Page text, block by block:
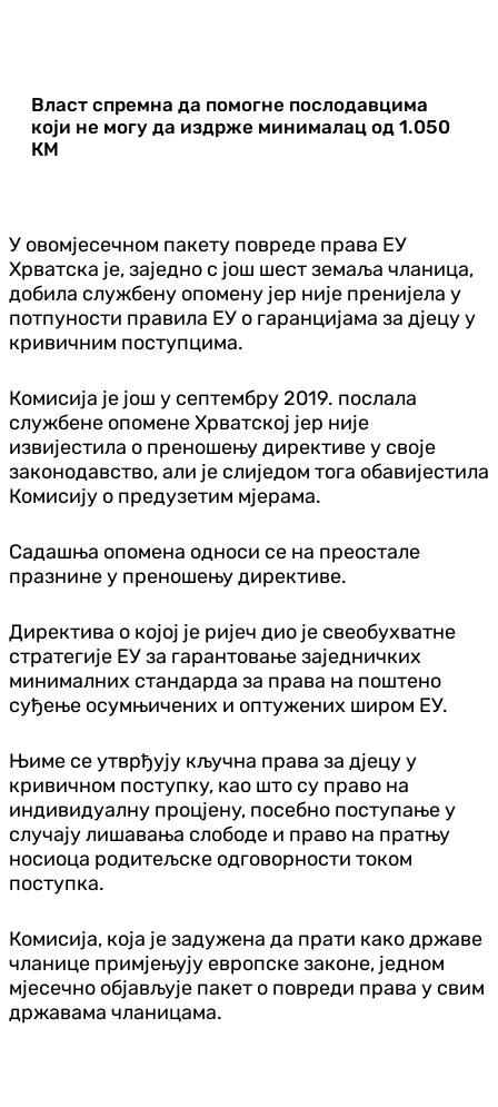
Власт спремна да помогне послодавцима
који не могу да издрже минималац од 1.050
КМ
У овомјесечном пакету повреде права ЕУ
Хрватска је, заједно с још шест земаља чланица,
добила службену опомену јер није пренијела у
потпуности правила ЕУ о гаранцијама за дјецу у
кривичним поступцима.
Комисија је још у септембру 2019. послала
службене опомене Хрватској јер није
извијестила о преношењу директиве у своје
законодавство, али је слиједом тога обавијестила
Комисију о предузетим мјерама.
Садашња опомена односи се на преостале
празнине у преношењу директиве.
Директива о којој је ријеч дио је свеобухватне
стратегије ЕУ за гарантовање заједничких
минималних стандарда за права на поштено
суђење осумњичених и оптужених широм ЕУ.
Њиме се утврђују кључна права за дјецу у
кривичном поступку, као што су право на
индивидуалну процјену, посебно поступање у
случају лишавања слободе и право на пратњу
носиоца родитељске одговорности током
поступка.
Комисија, која је задужена да прати како државе
чланице примјењују европске законе, једном
мјесечно објављује пакет о повреди права у свим
државама чланицама.